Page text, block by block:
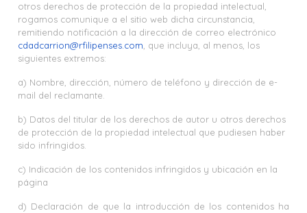
otros derechos de protección de la propiedad intelectual,
rogamos comunique a el sitio web dicha circunstancia,
remitiendo notificación a la dirección de correo electrónico
cdadcarrion@rfilipenses.com , que incluya, al menos, los
siguientes extremos:
a) Nombre, dirección, número de teléfono y dirección de e-
mail del reclamante.
b) Datos del titular de los derechos de autor u otros derechos
de protección de la propiedad intelectual que pudiesen haber
sido infringidos.
c) Indicación de los contenidos infringidos y ubicación en la
página
d) Declaración de que la introducción de los contenidos ha